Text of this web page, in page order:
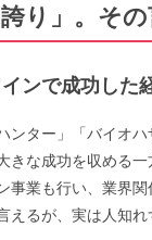
誇り」。そ
ンで成功した
ンター」「バイオ
きな成功を収める
事業も行い、業界
えるが、実は人知れ